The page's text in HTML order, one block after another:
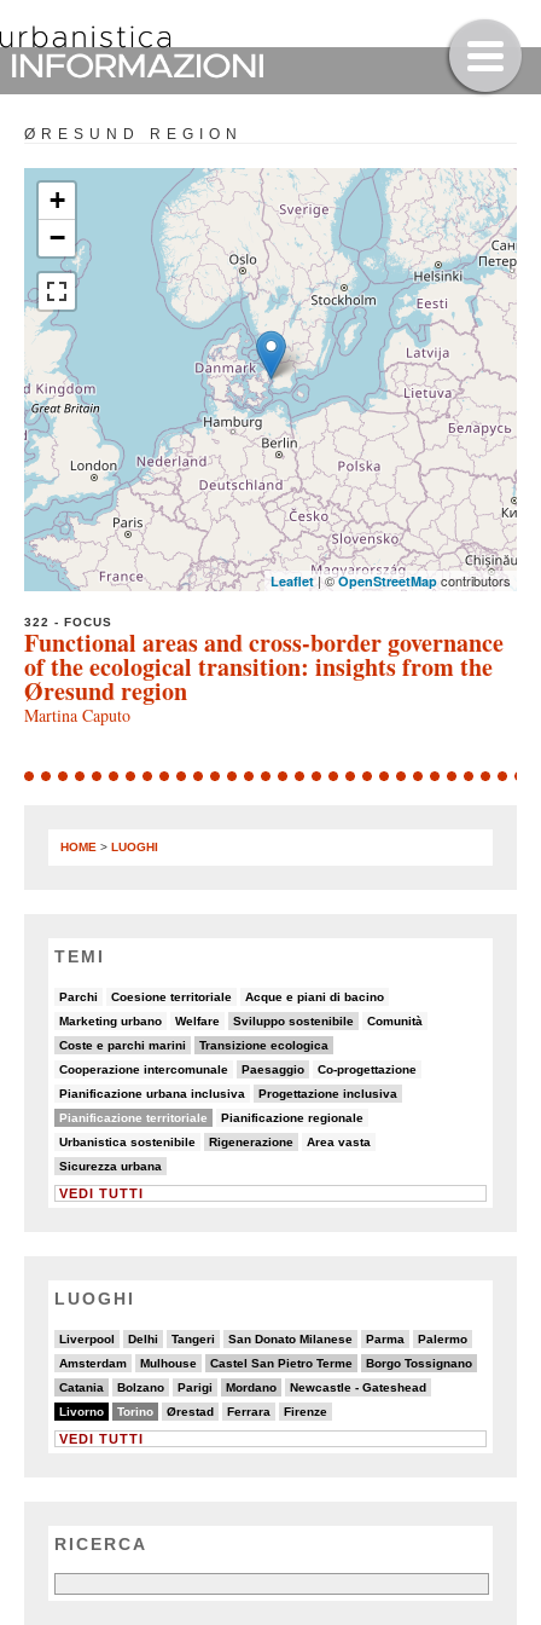
ØRESUND REGION
+
−
Leaflet| ©OpenStreetMap contributors
322 - FOCUS
Functional areas and cross-border governance
of the ecological transition: insights from the
Øresund region
Martina Caputo
HOME > LUOGHI
TEMI
Parchi
6/90 Coesione territoriale
8/90 Acque e piani di bacino
5/90
Marketing urbano
5/90 Welfare
5/90 Sviluppo sostenibile
19/90 Comunità
7/90
Coste e parchi marini
19/90 Transizione ecologica
30/90
Cooperazione intercomunale
7/90 Paesaggio
14/90 Co-progettazione
6/90
Pianificazione urbana inclusiva
6/90 Progettazione inclusiva
10/90
Pianificazione territoriale
48/90 Pianificazione regionale
5/90
Urbanistica sostenibile
6/90 Rigenerazione
16/90 Area vasta
7/90
Sicurezza urbana
10/90
VEDI TUTTI
LUOGHI
Liverpool
3/20 Delhi
4/20 Tangeri
2/20 San Donato Milanese
3/20 Parma
2/20 Palermo
2/20
Amsterdam
3/20 Mulhouse
4/20 Castel San Pietro Terme
6/20 Borgo Tossignano
6/20
Catania
6/20 Bolzano
4/20 Parigi
4/20 Mordano
6/20 Newcastle - Gateshead
3/20
Livorno
20/20 Torino
13/20 Ørestad
4/20 Ferrara
2/20 Firenze
2/20
VEDI TUTTI
RICERCA